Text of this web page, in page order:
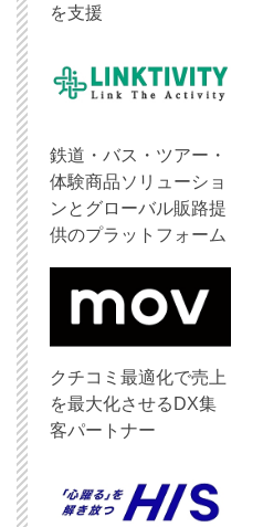
を支援
鉄道・バス・ツアー・
体験商品ソリューショ
ンとグローバル販路提
供のプラットフォーム
クチコミ最適化で売上
を最大化させるDX集
客パートナー